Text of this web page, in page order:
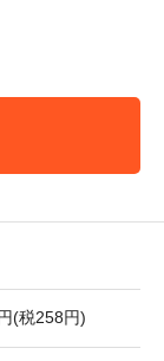
(税258円)